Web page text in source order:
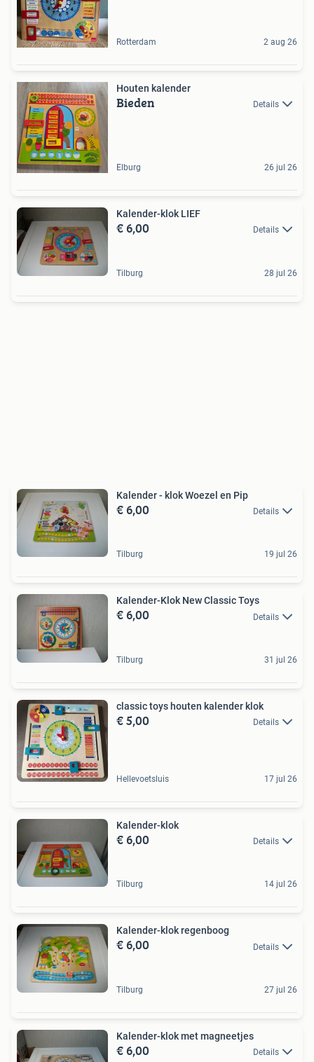
Rotterdam 2 aug 26
Houten kalender
Bieden Details
Elburg 26 jul 26
Kalender-klok LIEF
€ 6,00 Details
Tilburg 28 jul 26
Kalender - klok Woezel en Pip
€ 6,00 Details
Tilburg 19 jul 26
Kalender-Klok New Classic Toys
€ 6,00 Details
Tilburg 31 jul 26
classic toys houten kalender klok
€ 5,00 Details
Hellevoetsluis 17 jul 26
Kalender-klok
€ 6,00 Details
Tilburg 14 jul 26
Kalender-klok regenboog
€ 6,00 Details
Tilburg 27 jul 26
Kalender-klok met magneetjes
€ 6,00 Details